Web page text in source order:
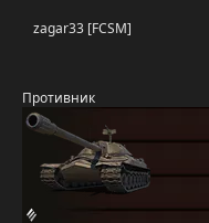
zagar33 [FCSM]
Противник